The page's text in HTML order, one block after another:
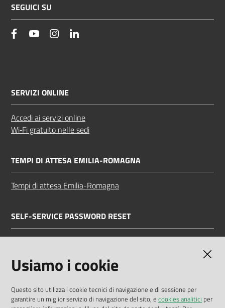
SEGUICI SU
facebookYouTube Instagram
SERVIZI ONLINE
Accedi ai servizi online
Wi‑Fi gratuito nelle sedi
TEMPI DI ATTESA EMILIA-ROMAGNA
Tempi di attesa Emilia-Romagna
SELF-SERVICE PASSWORD RESET
Dichiarazione di accessibilità
Usiamo i cookie
Questo sito utilizza i cookie tecnici di navigazione e di sessione per
garantire un miglior servizio di navigazione del sito, e cookies analitici per